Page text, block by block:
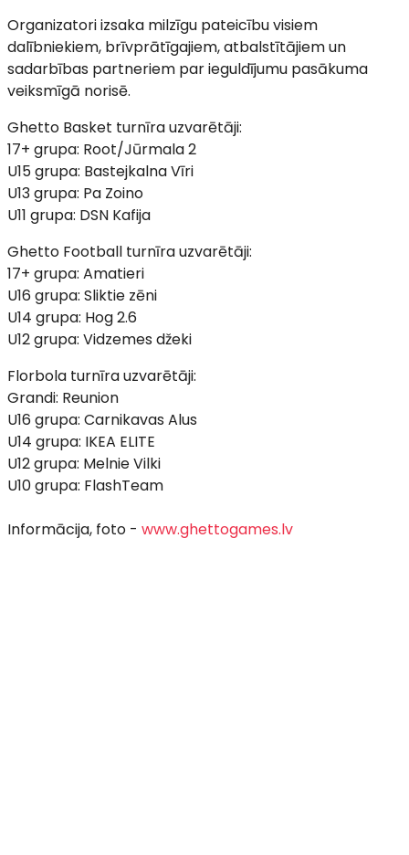
Organizatori izsaka milzīgu pateicību visiem
dalībniekiem, brīvprātīgajiem, atbalstītājiem un
sadarbības partneriem par ieguldījumu pasākuma
veiksmīgā norisē.
Ghetto Basket turnīra uzvarētāji:
17+ grupa: Root/Jūrmala 2
U15 grupa: Bastejkalna Vīri
U13 grupa: Pa Zoino
U11 grupa: DSN Kafija
Ghetto Football turnīra uzvarētāji:
17+ grupa: Amatieri
U16 grupa: Sliktie zēni
U14 grupa: Hog 2.6
U12 grupa: Vidzemes džeki
Florbola turnīra uzvarētāji:
Grandi: Reunion
U16 grupa: Carnikavas Alus
U14 grupa: IKEA ELITE
U12 grupa: Melnie Vilki
U10 grupa: FlashTeam
Informācija, foto - www.ghettogames.lv